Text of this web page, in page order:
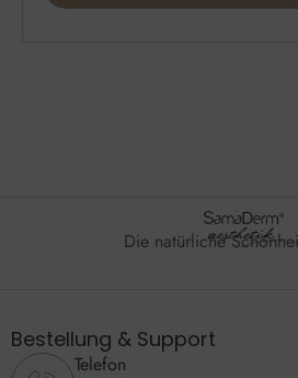
Die natürliche
Bestellung & Support
Telefon